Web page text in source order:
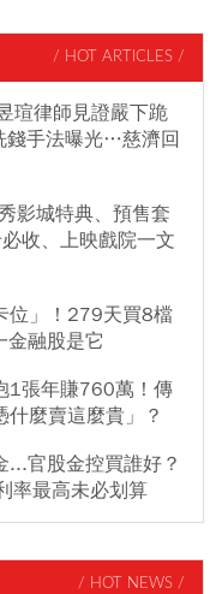
/ HOT ARTICLES /
瑄律師見證嚴下跪
錢手法曝光…慈濟回
影城特典、預售套
收、上映戲院一文
位」！279天買8檔
金融股是它
1張年賺760萬！傳
麼賣這麼貴」？
...官股金控買誰好？
率最高未必划算
/ HOT NEWS /